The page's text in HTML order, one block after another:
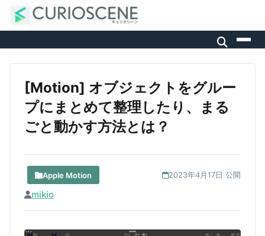
[Motion] オブジェクトをグルー
プにまとめて整理したり、まる
ごと動かす方法とは？
Apple Motion 2023年4月17日 公開
mikio